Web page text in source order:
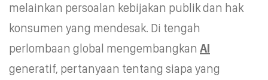
melainkan persoalan kebijakan publik dan hak
konsumen yang mendesak. Di tengah
perlombaan global mengembangkan AI
generatif, pertanyaan tentang siapa yang